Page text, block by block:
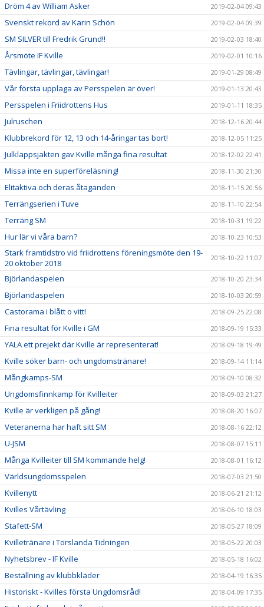
Dröm 4 av William Asker 2019-02-04 09:43
Svenskt rekord av Karin Schön 2019-02-04 09:39
SM SILVER till Fredrik Grund!! 2019-02-03 18:40
Årsmöte IF Kville 2019-02-01 10:16
Tävlingar, tävlingar, tävlingar! 2019-01-29 08:49
Vår första upplaga av Persspelen är över! 2019-01-13 20:43
Persspelen i Friidrottens Hus 2019-01-11 18:35
Julruschen 2018-12-16 20:44
Klubbrekord för 12, 13 och 14-åringar tas bort! 2018-12-05 11:25
Julklappsjakten gav Kville många fina resultat 2018-12-02 22:41
Missa inte en superföreläsning! 2018-11-30 21:30
Elitaktiva och deras åtaganden 2018-11-15 20:56
Terrängserien i Tuve 2018-11-10 22:54
Terräng SM 2018-10-31 19:22
Hur lär vi våra barn? 2018-10-23 10:53
Stark framtidstro vid friidrottens föreningsmöte den 19-
20 oktober 2018
2018-10-22 11:07
Björlandaspelen 2018-10-20 23:34
Björlandaspelen 2018-10-03 20:59
Castorama i blått o vitt! 2018-09-25 22:08
Fina resultat för Kville i GM 2018-09-19 15:33
YALA ett prejekt där Kville är representerat! 2018-09-18 19:49
Kville söker barn- och ungdomstränare! 2018-09-14 11:14
Mångkamps-SM 2018-09-10 08:32
Ungdomsfinnkamp för Kvilleiter 2018-09-03 21:27
Kville är verkligen på gång! 2018-08-20 16:07
Veteranerna har haft sitt SM 2018-08-16 22:12
U-JSM 2018-08-07 15:11
Många Kvilleiter till SM kommande helg! 2018-08-01 16:12
Världsungdomsspelen 2018-07-03 21:50
Kvillenytt 2018-06-21 21:12
Kvilles Vårtävling 2018-06-10 18:03
Stafett-SM 2018-05-27 18:09
Kvilletränare i Torslanda Tidningen 2018-05-22 20:03
Nyhetsbrev - IF Kville 2018-05-18 16:02
Beställning av klubbkläder 2018-04-19 16:35
Historiskt - Kvilles första Ungdomsråd! 2018-04-09 17:35